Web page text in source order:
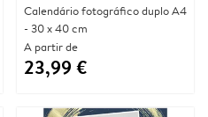
Calendário fotográfico duplo A4
- 30 x 40 cm
A partir de
23,99 €